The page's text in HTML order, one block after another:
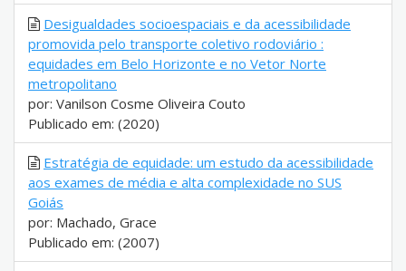
Desigualdades socioespaciais e da acessibilidade
promovida pelo transporte coletivo rodoviário :
equidades em Belo Horizonte e no Vetor Norte
metropolitano
por: Vanilson Cosme Oliveira Couto
Publicado em: (2020)
Estratégia de equidade: um estudo da acessibilidade
aos exames de média e alta complexidade no SUS
Goiás
por: Machado, Grace
Publicado em: (2007)